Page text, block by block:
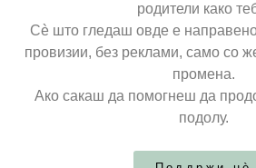
родители како
Сè што гледаш овде е
провизии, без реклами, само со
промена.
Ако сакаш да помогнеш да
подолу.